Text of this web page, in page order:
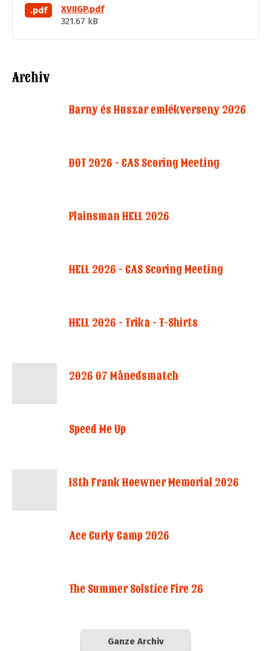
.pdf
XVIIGP.pdf
321.67 kB
Archiv
Barny és Huszar emlékverseny 2026
DOT 2026 - CAS Scoring Meeting
Plainsman HELL 2026
HELL 2026 - CAS Scoring Meeting
HELL 2026 - Trika - T-Shirts
2026 07 Månedsmatch
Speed Me Up
18th Frank Hoewner Memorial 2026
Ace Curly Camp 2026
The Summer Solstice Fire 26
Ganze Archiv